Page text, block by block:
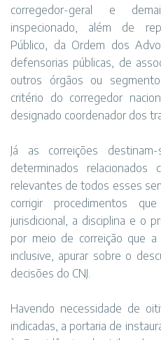
corregedor-geral e
inspecionado, além de
Público, da Ordem dos
defensorias públicas, de
outros órgãos ou
critério do corregedor
designado coordenador dos
Já as correições
determinados relacionados
relevantes de todos esses
corrigir procedimentos
jurisdicional, a disciplina e o
por meio de correição que a
inclusive, apurar sobre o
decisões do CNJ.
Havendo necessidade de
indicadas, a portaria de